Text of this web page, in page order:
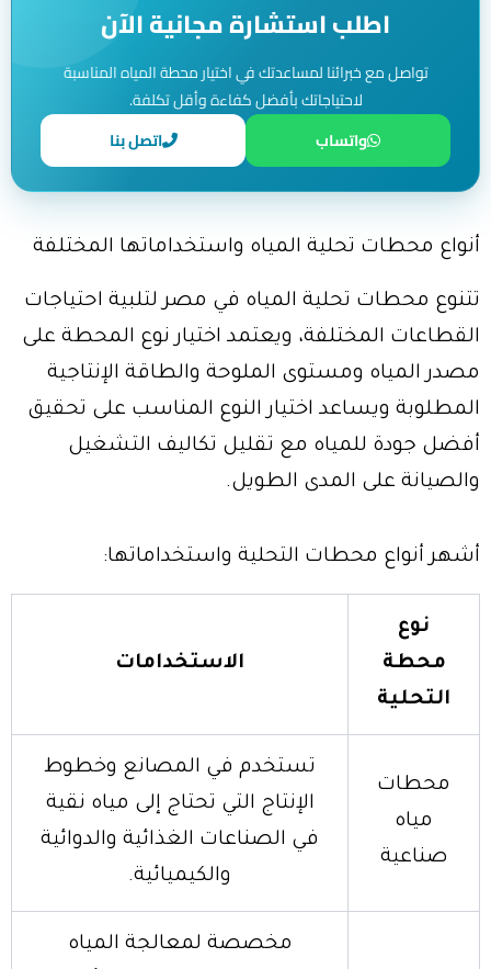
اطلب استشارة مجانية الآن
تواصل مع خبرائنا لمساعدتك في اختيار محطة المياه المناسبة
لاحتياجاتك بأفضل كفاءة وأقل تكلفة.
واتساب
اتصل بنا
أنواع محطات تحلية المياه واستخداماتها المختلفة
تتنوع محطات تحلية المياه في مصر لتلبية احتياجات
القطاعات المختلفة، ويعتمد اختيار نوع المحطة على
مصدر المياه ومستوى الملوحة والطاقة الإنتاجية
المطلوبة ويساعد اختيار النوع المناسب على تحقيق
أفضل جودة للمياه مع تقليل تكاليف التشغيل
والصيانة على المدى الطويل.
أشهر أنواع محطات التحلية واستخداماتها:
نوع
محطة
التحلية
الاستخدامات
محطات
مياه
صناعية
تستخدم في المصانع وخطوط
الإنتاج التي تحتاج إلى مياه نقية
في الصناعات الغذائية والدوائية
والكيميائية.
مخصصة لمعالجة المياه